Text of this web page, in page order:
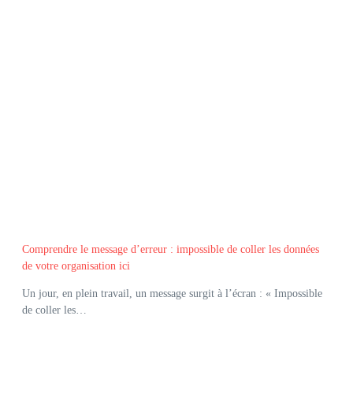
Comprendre le message d’erreur : impossible de coller les données
de votre organisation ici
Un jour, en plein travail, un message surgit à l’écran : « Impossible
de coller les…